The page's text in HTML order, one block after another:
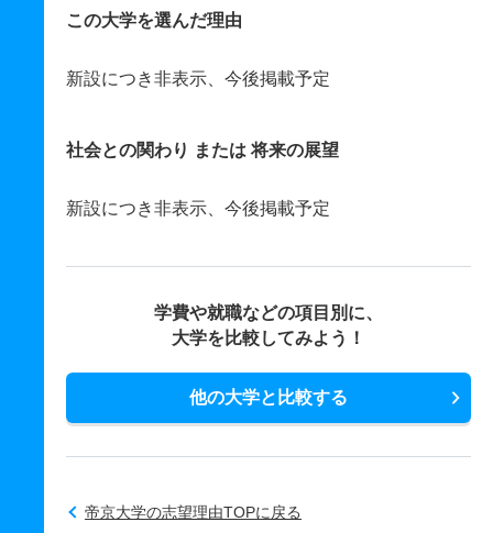
この大学を選んだ理由
新設につき非表示、今後掲載予定
社会との関わり または 将来の展望
新設につき非表示、今後掲載予定
学費や就職などの項目別に、
大学を比較してみよう！
他の大学と比較する
帝京大学の志望理由TOPに戻る